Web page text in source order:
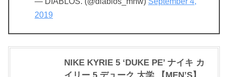
2019
NIKE KYRIE 5 ‘DUKE PE’ ナイキ カ